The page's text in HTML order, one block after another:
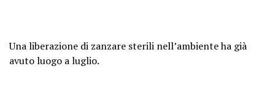
Una liberazione di zanzare sterili nell’ambiente ha già
avuto luogo a luglio.